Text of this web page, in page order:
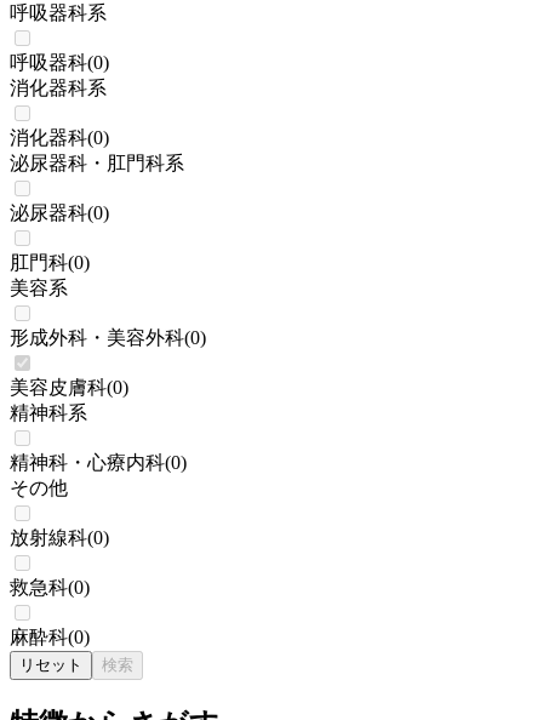
呼吸器科系
呼吸器科(0)
消化器科系
消化器科(0)
泌尿器科・肛門科系
泌尿器科(0)
肛門科(0)
美容系
形成外科・美容外科(0)
美容皮膚科(0)
精神科系
精神科・心療内科(0)
その他
放射線科(0)
救急科(0)
麻酔科(0)
リセット 検索